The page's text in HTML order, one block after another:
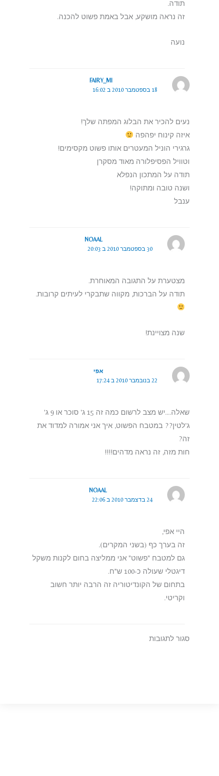
תודה.
זה נראה מושקע, אבל באמת פשוט להכנה.
נועה
FAIRY_MI
18 בספטמבר 2010 ב 16:02
נעים להכיר את הבלוג המפתה שלך!
איזה קינוח יפהפה
גרגירי הוניל המעטרים אותו פשוט מקסימים!
וטוויל הפסיפלורה מאוד מסקרן
תודה על המתכון הנפלא
ושנה טובה ומתוקה!
ענבל
NOAAL
30 בספטמבר 2010 ב 20:03
מצטערת על התגובה המאוחרת.
תודה על הברכות, מקווה שתבקרי לעיתים קרובות.
שנה מצויינת!
אפי
22 בנובמבר 2010 ב 17:24
שאלה….יש מצב לרשום כמה זה 15 ג' סוכר או 9 ג'
ג'לטין?? במטבח הפשוט, איך אני אמורה למדוד את
זה?
חות מזה, זה נראה מדהים!!!!
NOAAL
24 בדצמבר 2010 ב 22:06
היי אפי,
זה בערך כף (בשני המקרים).
גם למטבח "פשוט" אני ממליצה בחום לקנות משקל
דיגטלי שעולה כ-100 ש"ח.
בתחום של הקונדיטוריה זה הרבה יותר חשוב
וקריטי.
סגור לתגובות